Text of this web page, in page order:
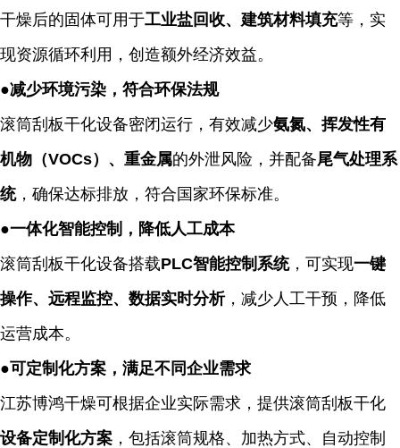
干燥后的固体可用于工业盐回收、建筑材料填充等，实
现资源循环利用，创造额外经济效益。
●减少环境污染，符合环保法规
滚筒刮板干化设备密闭运行，有效减少氨氮、挥发性有
机物（VOCs）、重金属的外泄风险，并配备尾气处理系
统，确保达标排放，符合国家环保标准。
●一体化智能控制，降低人工成本
滚筒刮板干化设备搭载PLC智能控制系统，可实现一键
操作、远程监控、数据实时分析，减少人工干预，降低
运营成本。
●可定制化方案，满足不同企业需求
江苏博鸿干燥可根据企业实际需求，提供滚筒刮板干化
设备定制化方案 ，包括滚筒规格、加热方式、自动控制